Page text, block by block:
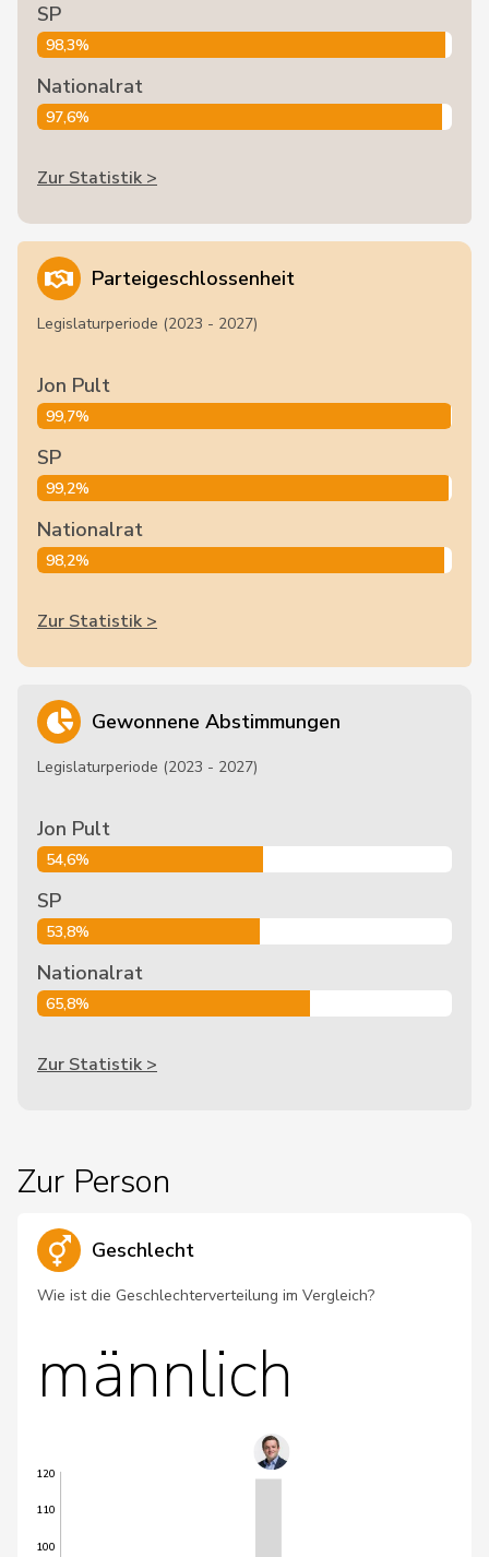
SP
98,3%
Nationalrat
97,6%
Zur Statistik >
Parteigeschlossenheit
Legislaturperiode (2023 - 2027)
Jon Pult
99,7%
SP
99,2%
Nationalrat
98,2%
Zur Statistik >
Gewonnene Abstimmungen
Legislaturperiode (2023 - 2027)
Jon Pult
54,6%
SP
53,8%
Nationalrat
65,8%
Zur Statistik >
Zur Person
Geschlecht
Wie ist die Geschlechterverteilung im Vergleich?
männlich
100
110
120